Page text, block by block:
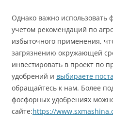
Однако важно использовать
учетом рекомендаций по
избыточного применения,
загрязнению окружающей
инвестировать в проект по
удобрений и выбираете
обращайтесь к нам. Более
фосфорных удобрениях
сайте:https://